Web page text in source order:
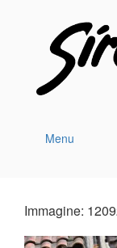
Menu
Immagine: